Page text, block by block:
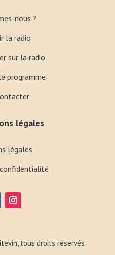
nous ?
la radio
sur la radio
programme
légales
légales
tous droits réservés